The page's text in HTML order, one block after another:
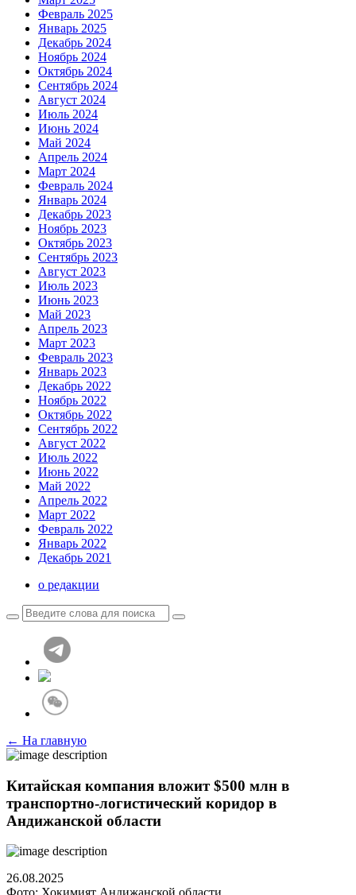
Февраль 2025
Январь 2025
Декабрь 2024
Ноябрь 2024
Октябрь 2024
Сентябрь 2024
Август 2024
Июль 2024
Июнь 2024
Май 2024
Апрель 2024
Март 2024
Февраль 2024
Январь 2024
Декабрь 2023
Ноябрь 2023
Октябрь 2023
Сентябрь 2023
Август 2023
Июль 2023
Июнь 2023
Май 2023
Апрель 2023
Март 2023
Февраль 2023
Январь 2023
Декабрь 2022
Ноябрь 2022
Октябрь 2022
Сентябрь 2022
Август 2022
Июль 2022
Июнь 2022
Май 2022
Апрель 2022
Март 2022
Февраль 2022
Январь 2022
Декабрь 2021
о редакции
← На главную
Китайская компания вложит $500 млн в
транспортно-логистический коридор в
Андижанской области
26.08.2025